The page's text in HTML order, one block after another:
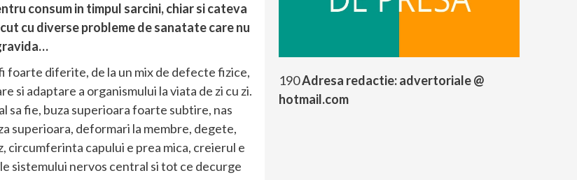
consum in timpul sarcini, chiar si cateva
cu diverse probleme de sanatate care nu
foarte diferite, de la un mix de defecte fizice,
si adaptare a organismului la viata de zi cu zi.
sa fie, buza superioara foarte subtire, nas
superioara, deformari la membre, degete,
capului e prea mica, creierul e
sistemului nervos central si tot ce decurge
190Adresa redactie: advertoriale @
hotmail.com